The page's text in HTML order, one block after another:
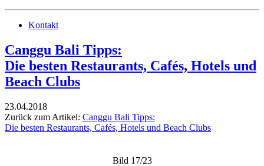
Kontakt
Canggu Bali Tipps:
Die besten Restaurants, Cafés, Hotels und
Beach Clubs
23.04.2018
Zurück zum Artikel: Canggu Bali Tipps:
Die besten Restaurants, Cafés, Hotels und Beach Clubs
Bild 17/23